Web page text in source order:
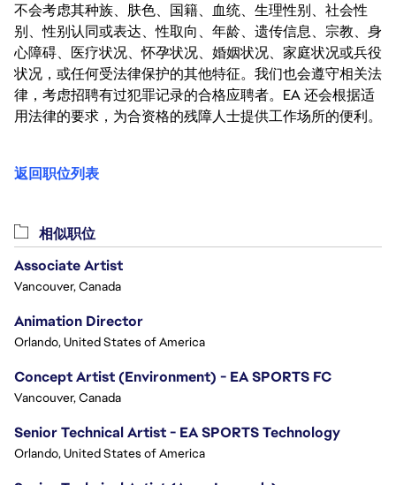
不会考虑其种族、肤色、国籍、血统、生理性别、社会性
别、性别认同或表达、性取向、年龄、遗传信息、宗教、身
心障碍、医疗状况、怀孕状况、婚姻状况、家庭状况或兵役
状况，或任何受法律保护的其他特征。我们也会遵守相关法
律，考虑招聘有过犯罪记录的合格应聘者。EA 还会根据适
用法律的要求，为合资格的残障人士提供工作场所的便利。
返回职位列表
相似职位
Associate Artist
Vancouver, Canada
Animation Director
Orlando, United States of America
Concept Artist (Environment) - EA SPORTS FC
Vancouver, Canada
Senior Technical Artist - EA SPORTS Technology
Orlando, United States of America